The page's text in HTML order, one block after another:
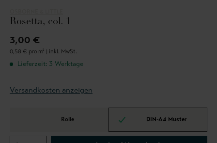
Rosetta, col. 1
3,00 €
0,58 € pro m² | inkl. MwSt.
Lieferzeit: 3 Werktage
Versandkosten anzeigen
Rolle DIN-A4 Muster